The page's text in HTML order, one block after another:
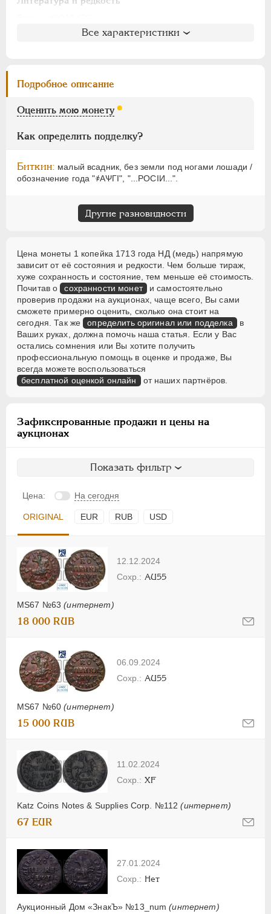
: 15 рублей
Семёнов: 203-4700
ГМ
Брекке: 227 (черта, 60$)
Все характеристики
Подробное описание
Оценить мою монету
Как определить подделку?
Биткин: малый всадник, без земли под ногами лошади /
обозначение года "҂АѰГI", "...РОСIИ...".
Другие разновидности
Цена монеты 1 копейка 1713 года НД (медь) напрямую
зависит от её состояния и редкости. Чем больше тираж,
хуже сохранность и состояние, тем меньше её стоимость.
Почитав о сохранности монет и самостоятельно
проверив продажи на аукционах, чаще всего, Вы сами
сможете примерно оценить, сколько она стоит на
сегодня. Так же определить оригинал или подделка в
Ваших руках, должна помочь наша статья. Если у Вас
остались сомнения или Вы хотите получить
профессиональную помощь в оценке и продаже, Вы
всегда можете воспользоваться
бесплатной оценкой онлайн от наших партнёров.
Зафиксированные продажи и цены на
аукционах
Показать фильтр
Цена: На сегодня
ORIGINAL EUR RUB USD
12.12.2024
MS67 №63(интернет)
AU55
18 000 RUB
06.09.2024
MS67 №60(интернет)
AU55
15 000 RUB
11.02.2024
Katz Coins Notes & Supplies Corp. №112(интернет)
XF
67 EUR
27.01.2024
Аукционный Дом «ЗнакЪ» №13_num(интернет)
Нет
1855-1881
ВРЕМЕННОЕ ПРАВ. 1917-1918